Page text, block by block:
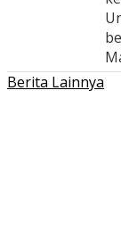
Berita Lainnya